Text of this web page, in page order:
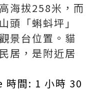
海拔258米，而
頭「蝌蚪坪」
景台位置。貓
居，是附近居
時間: 1 小時 30